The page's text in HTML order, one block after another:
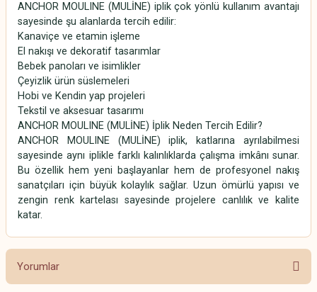
ANCHOR MOULINE (MULİNE) iplik çok yönlü kullanım avantajı
sayesinde şu alanlarda tercih edilir:
Kanaviçe ve etamin işleme
El nakışı ve dekoratif tasarımlar
Bebek panoları ve isimlikler
Çeyizlik ürün süslemeleri
Hobi ve Kendin yap projeleri
Tekstil ve aksesuar tasarımı
ANCHOR MOULINE (MULİNE) İplik Neden Tercih Edilir?
ANCHOR MOULINE (MULİNE) iplik, katlarına ayrılabilmesi
sayesinde aynı iplikle farklı kalınlıklarda çalışma imkânı sunar.
Bu özellik hem yeni başlayanlar hem de profesyonel nakış
sanatçıları için büyük kolaylık sağlar. Uzun ömürlü yapısı ve
zengin renk kartelası sayesinde projelere canlılık ve kalite
katar.
Yorumlar